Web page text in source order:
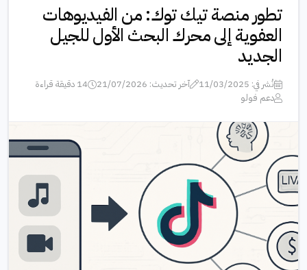
تطور منصة تيك توك: من الفيديوهات
العفوية إلى محرك البحث الأول للجيل
الجديد
نُشر في: 11/03/2025 آخر تحديث: 21/07/2026
14 دقيقة قراءة
دعم فولو